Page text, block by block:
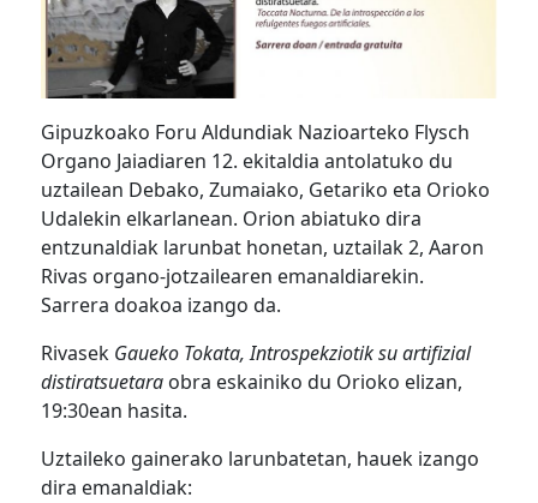
Gipuzkoako Foru Aldundiak Nazioarteko Flysch
Organo Jaiadiaren 12. ekitaldia antolatuko du
uztailean Debako, Zumaiako, Getariko eta Orioko
Udalekin elkarlanean. Orion abiatuko dira
entzunaldiak larunbat honetan, uztailak 2, Aaron
Rivas organo-jotzailearen emanaldiarekin.
Sarrera doakoa izango da.
Rivasek Gaueko Tokata, Introspekziotik su artifizial
distiratsuetara obra eskainiko du Orioko elizan,
19:30ean hasita.
Uztaileko gainerako larunbatetan, hauek izango
dira emanaldiak: